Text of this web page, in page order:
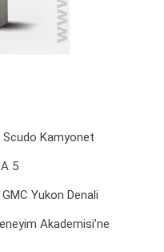
Kamyonet
5
Yukon Denali
Akademisi’ne